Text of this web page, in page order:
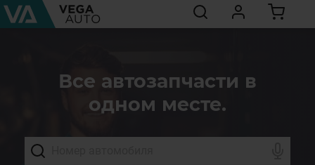
Все автозапчасти в
одном месте.